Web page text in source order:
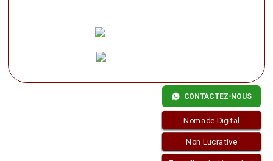
CONTACTEZ-NOUS
Nomade Digital
Non Lucrative